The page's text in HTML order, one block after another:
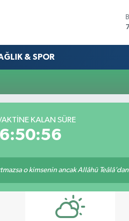
& SPOR
KALAN SÜRE
o kimsenin ancak Allâhü